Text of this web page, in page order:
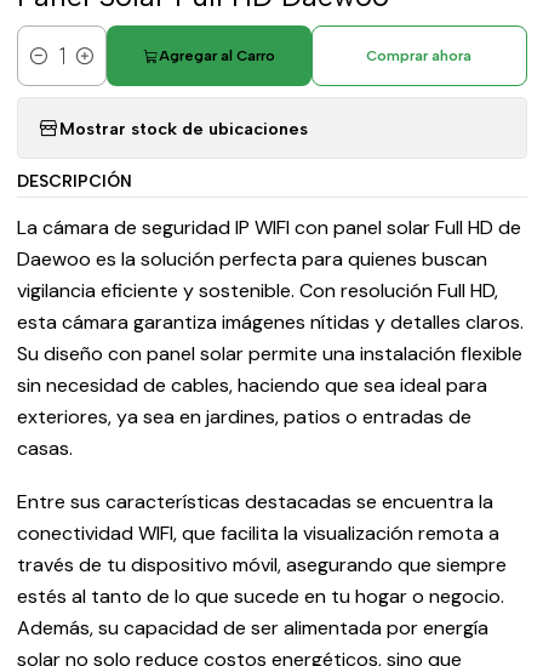
Cantidad
Agregar al Carro Comprar ahora
Mostrar stock de ubicaciones
DESCRIPCIÓN
La cámara de seguridad IP WIFI con panel solar Full HD de
Daewoo es la solución perfecta para quienes buscan
vigilancia eficiente y sostenible. Con resolución Full HD,
esta cámara garantiza imágenes nítidas y detalles claros.
Su diseño con panel solar permite una instalación flexible
sin necesidad de cables, haciendo que sea ideal para
exteriores, ya sea en jardines, patios o entradas de
casas.
Entre sus características destacadas se encuentra la
conectividad WIFI, que facilita la visualización remota a
través de tu dispositivo móvil, asegurando que siempre
estés al tanto de lo que sucede en tu hogar o negocio.
Además, su capacidad de ser alimentada por energía
solar no solo reduce costos energéticos, sino que